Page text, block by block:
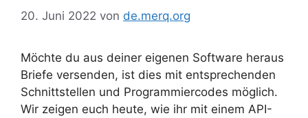
20. Juni 2022 von de.merq.org
Möchte du aus deiner eigenen Software heraus
Briefe versenden, ist dies mit entsprechenden
Schnittstellen und Programmiercodes möglich.
Wir zeigen euch heute, wie ihr mit einem API-